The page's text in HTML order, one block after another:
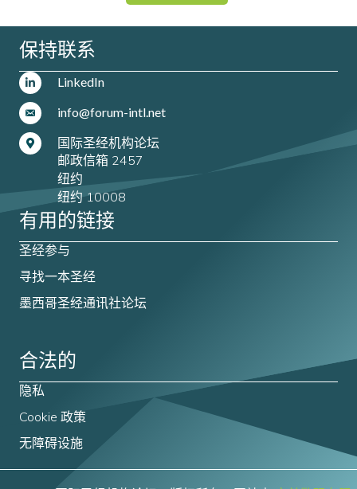
保持联系
LinkedIn
info@forum-intl.net
国际圣经机构论坛
邮政信箱 2457
纽约
纽约 10008
有用的链接
圣经参与
寻找一本圣经
墨西哥圣经通讯社论坛
合法的
隐私
Cookie 政策
无障碍设施